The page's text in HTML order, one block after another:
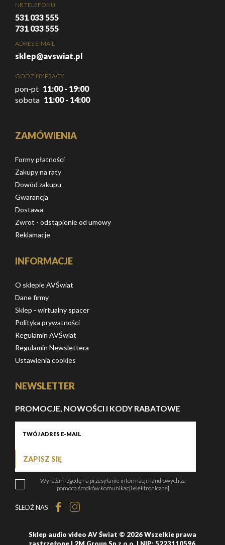
NR TELEFONU
531 033 555
731 033 555
ADRES E-MAIL
sklep@avswiat.pl
GODZINY PRACY
pon-pt 11:00 - 19:00
sobota 11:00 - 14:00
ZAMÓWIENIA
Formy płatności
Zakupy na raty
Dowód zakupu
Gwarancja
Dostawa
Zwrot - odstąpienie od umowy
Reklamacje
INFORMACJE
O sklepie AVŚwiat
Dane firmy
Sklep - wirtualny spacer
Polityka prywatności
Regulamin AVŚwiat
Regulamin Newslettera
Ustawienia cookies
NEWSLETTER
PROMOCJE, NOWOŚCI I KODY RABATOWE
ZAPISZ SIĘ
Wyrażam zgodę na przesyłanie informacji handlowych za
pomocą środków komunikacji elektronicznej
ŚLEDŹ NAS
Sklep audio video AV Świat © 2026 Wszelkie prawa
zastrzeżone | 2M Group Sp.z o.o. | NIP: 5223110596,